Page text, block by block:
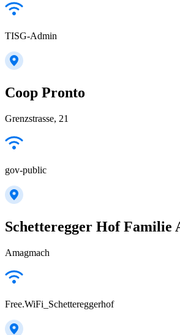
TISG-Admin
Coop Pronto
Grenzstrasse, 21
gov-public
Schetteregger Hof Familie
Amagmach
Free.WiFi_Schettereggerhof